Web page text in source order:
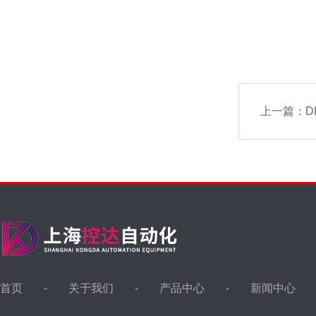
上一篇：
首页 关于我们 产品中心 新闻中心